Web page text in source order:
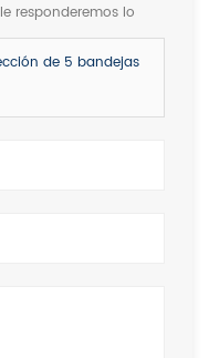
responderemos lo
de 5 bandejas